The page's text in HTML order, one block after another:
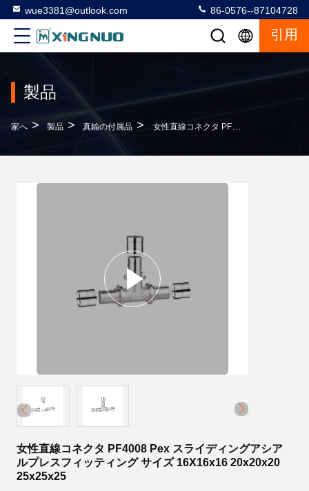
wue3381@outlook.com 86-0576--87104728
引用
製品
家へ > 製品 > 真鍮の付属品 > 女性直線コネクタ PF4008 Pex スライディングアシアルプレスフィッティング サイズ 16X16x16 20x20x20 25x25x25
女性直線コネクタ PF4008 Pex スライディングアシア
ルプレスフィッティング サイズ 16X16x16 20x20x20
25x25x25